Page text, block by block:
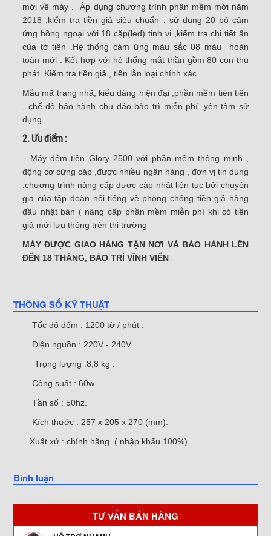
mới về máy . Áp dụng chương trình phần mềm mới năm
2018 ,kiểm tra tiền giả siêu chuẩn . sử dụng 20 bộ cảm
ứng hồng ngoại với 18 cặp(led) tinh vi ,kiểm tra chi tiết ẩn
của tờ tiền .Hệ thống cảm ứng màu sắc 08 màu hoàn
toàn mới . Kết hợp với hệ thống mắt thần gồm 80 con thu
phát .Kiểm tra tiền giả , tiền lẫn loại chính xác .
Mẫu mã trang nhã, kiểu dáng hiện đại ,phần mềm tiên tiến
, chế độ bảo hành chu đáo bảo trì miễn phí ,yên tâm sử
dụng.
2. Ưu điểm :
Máy đếm tiền Glory 2500 với phần mềm thông minh ,
động cơ cứng cáp ,được nhiều ngân hàng , đơn vị tin dùng
.chương trình nâng cấp được cập nhật liên tục bởi chuyên
gia của tập đoàn nổi tiếng về phòng chống tiền giả hàng
đầu nhật bản ( nâng cấp phần mềm miễn phí khi có tiền
giả mới lưu thông trên thị trường
MÁY ĐƯỢC GIAO HÀNG TẬN NƠI VÀ BẢO HÀNH LÊN
ĐẾN 18 THÁNG, BẢO TRÌ VĨNH VIỂN
THÔNG SỐ KỸ THUẬT
Tốc độ đếm : 1200 tờ / phút .
Điện nguồn : 220V - 240V .
Trọng lượng :8,8 kg .
Công suất : 60w.
Tần số : 50hz.
Kích thước : 257 x 205 x 270 (mm).
Xuất xứ : chính hãng ( nhập khẩu 100%) .
Bình luận
TƯ VẤN BÁN HÀNG